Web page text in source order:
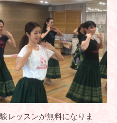
レッスンが無料になりま